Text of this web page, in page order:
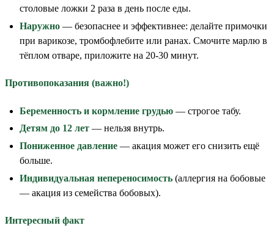
столовые ложки 2 раза в день после еды.
Наружно — безопаснее и эффективнее: делайте примочки
при варикозе, тромбофлебите или ранах. Смочите марлю в
тёплом отваре, приложите на 20-30 минут.
Противопоказания (важно!)
Беременность и кормление грудью — строгое табу.
Детям до 12 лет — нельзя внутрь.
Пониженное давление — акация может его снизить ещё
больше.
Индивидуальная непереносимость (аллергия на бобовые
— акация из семейства бобовых).
Интересный факт